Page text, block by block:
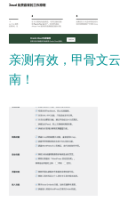
亲测有效，甲骨文
南！